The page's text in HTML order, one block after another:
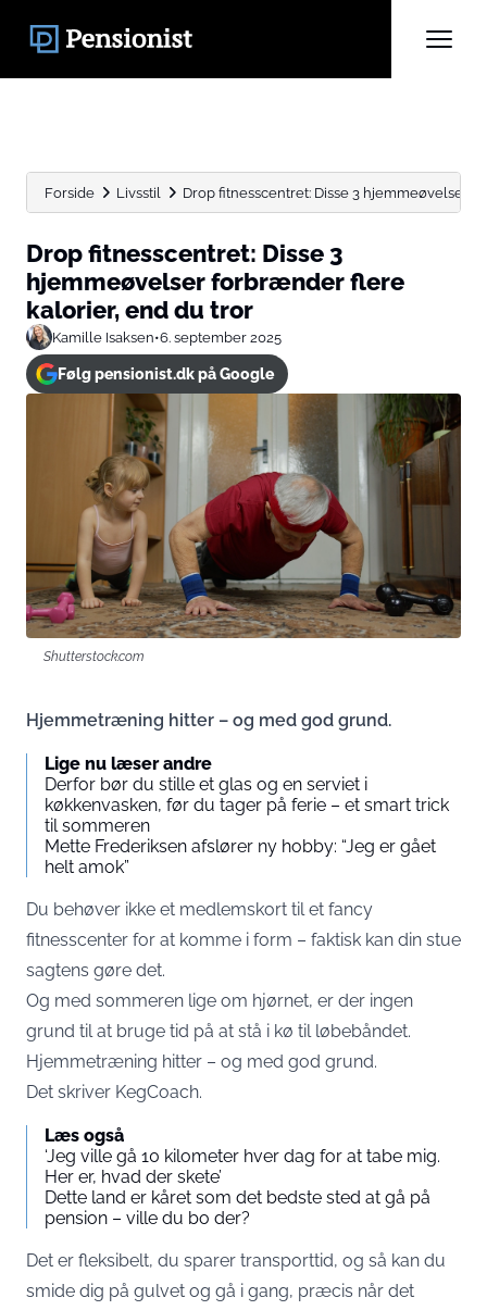
Forside Livsstil Drop fitnesscentret: Disse 3 hjemmeøvelser
Drop fitnesscentret: Disse 3
hjemmeøvelser forbrænder flere
kalorier, end du tror
Kamille Isaksen•6. september 2025
Følg pensionist.dk på Google
Shutterstock.com
Hjemmetræning hitter – og med god grund.
Lige nu læser andre
Derfor bør du stille et glas og en serviet i
køkkenvasken, før du tager på ferie – et smart trick
til sommeren
Mette Frederiksen afslører ny hobby: “Jeg er gået
helt amok”
Du behøver ikke et medlemskort til et fancy
fitnesscenter for at komme i form – faktisk kan din stue
sagtens gøre det.
Og med sommeren lige om hjørnet, er der ingen
grund til at bruge tid på at stå i kø til løbebåndet.
Hjemmetræning hitter – og med god grund.
Det skriver KegCoach.
Læs også
‘Jeg ville gå 10 kilometer hver dag for at tabe mig.
Her er, hvad der skete’
Dette land er kåret som det bedste sted at gå på
pension – ville du bo der?
Det er fleksibelt, du sparer transporttid, og så kan du
smide dig på gulvet og gå i gang, præcis når det